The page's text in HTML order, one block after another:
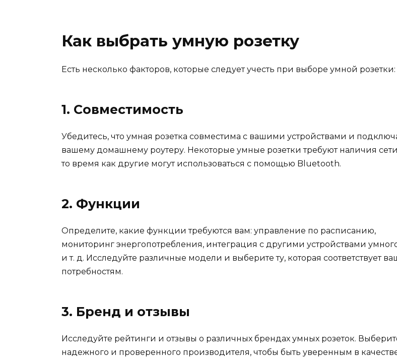
Как выбрать умную розетку
Есть несколько факторов, которые следует учесть при выборе умной розетки:
1. Совместимость
Убедитесь, что умная розетка совместима с вашими устройствами и
вашему домашнему роутеру. Некоторые умные розетки требуют наличия сети
то время как другие могут использоваться с помощью Bluetooth.
2. Функции
Определите, какие функции требуются вам: управление по расписанию,
мониторинг энергопотребления, интеграция с другими устройствами
и т. д. Исследуйте различные модели и выберите ту, которая соответствует
потребностям.
3. Бренд и отзывы
Исследуйте рейтинги и отзывы о различных брендах умных розеток.
надежного и проверенного производителя, чтобы быть уверенным в